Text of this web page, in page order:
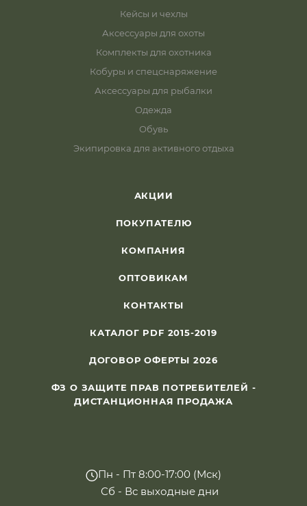
Кейсы и чехлы
Аксессуары для охоты
Комплекты для охотника
Кобуры и спецснаряжение
Аксессуары для рыбалки
Одежда
Обувь
Экипировка для активного отдыха
АКЦИИ
ПОКУПАТЕЛЮ
КОМПАНИЯ
ОПТОВИКАМ
КОНТАКТЫ
КАТАЛОГ PDF 2015-2019
ДОГОВОР ОФЕРТЫ 2026
ФЗ О ЗАЩИТЕ ПРАВ ПОТРЕБИТЕЛЕЙ -
ДИСТАНЦИОННАЯ ПРОДАЖА
Пн - Пт 8:00-17:00 (Мск)
Сб - Вс выходные дни